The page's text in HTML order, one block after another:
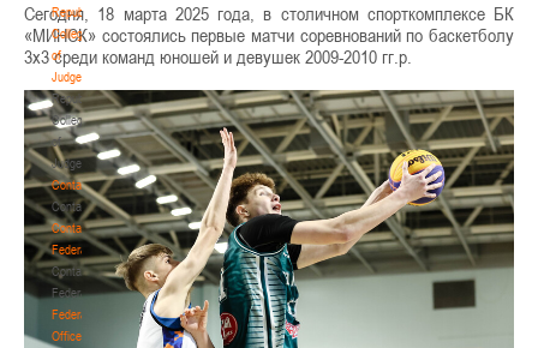
Republican
Collegium
of
Judges
Republican
Collegium
of
Judges
Contacts
Contacts
Contact
Federation
Contact
Federation
Federation
Office
Сегодня, 18 марта 2025 года, в столичном спорткомплексе БК
«МИНСК» состоялись первые матчи соревнований по баскетболу
3х3 среди команд юношей и девушек 2009-2010 гг.р.